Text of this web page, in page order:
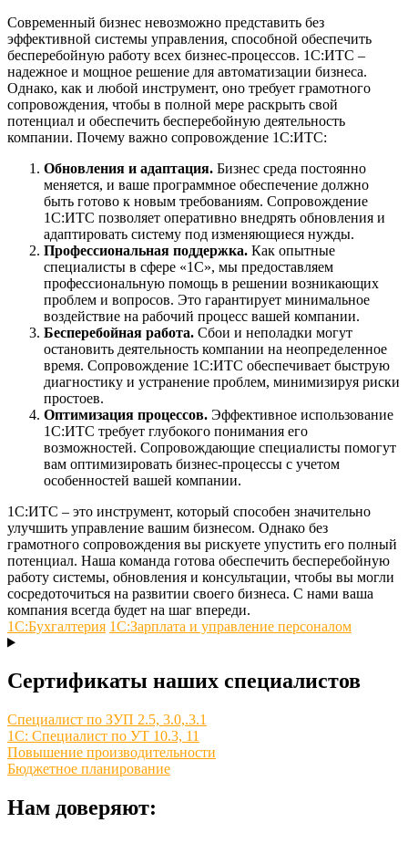
Современный бизнес невозможно представить без
эффективной системы управления, способной обеспечить
бесперебойную работу всех бизнес-процессов. 1С:ИТС –
надежное и мощное решение для автоматизации бизнеса.
Однако, как и любой инструмент, оно требует грамотного
сопровождения, чтобы в полной мере раскрыть свой
потенциал и обеспечить бесперебойную деятельность
компании. Почему важно сопровождение 1С:ИТС:
Обновления и адаптация. Бизнес среда постоянно
меняется, и ваше программное обеспечение должно
быть готово к новым требованиям. Сопровождение
1С:ИТС позволяет оперативно внедрять обновления и
адаптировать систему под изменяющиеся нужды.
Профессиональная поддержка. Как опытные
специалисты в сфере «1С», мы предоставляем
профессиональную помощь в решении возникающих
проблем и вопросов. Это гарантирует минимальное
воздействие на рабочий процесс вашей компании.
Бесперебойная работа. Сбои и неполадки могут
остановить деятельность компании на неопределенное
время. Сопровождение 1С:ИТС обеспечивает быструю
диагностику и устранение проблем, минимизируя риски
простоев.
Оптимизация процессов. Эффективное использование
1С:ИТС требует глубокого понимания его
возможностей. Сопровождающие специалисты помогут
вам оптимизировать бизнес-процессы с учетом
особенностей вашей компании.
1С:ИТС – это инструмент, который способен значительно
улучшить управление вашим бизнесом. Однако без
грамотного сопровождения вы рискуете упустить его полный
потенциал. Наша команда готова обеспечить бесперебойную
работу системы, обновления и консультации, чтобы вы могли
сосредоточиться на развитии своего бизнеса. С нами ваша
компания всегда будет на шаг впереди.
1С:Бухгалтерия 1С:Зарплата и управление персоналом
Сертификаты наших специалистов
Специалист по ЗУП 2.5, 3.0,.3.1
1С: Специалист по УТ 10.3, 11
Повышение производительности
Бюджетное планирование
Нам доверяют: